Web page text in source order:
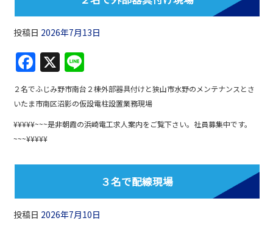
o
k
投稿日 2026年7月13日
F
a
c
e
b
o
k
X
n
e
２名でふじみ野市南台２棟外部器具付けと狭山市水野のメンテナンスとさ
いたま市南区沼影の仮設電柱設置業務現場
¥¥¥¥¥~~~是非朝霞の浜崎電工求人案内をご覧下さい。社員募集中です。
~~~¥¥¥¥¥
３名で配線現場
投稿日 2026年7月10日